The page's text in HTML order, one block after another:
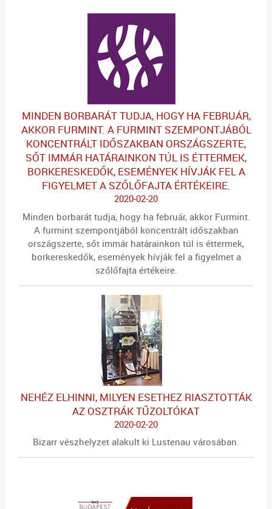
MINDEN BORBARÁT TUDJA, HOGY HA FEBRUÁR,
AKKOR FURMINT. A FURMINT SZEMPONTJÁBÓL
KONCENTRÁLT IDŐSZAKBAN ORSZÁGSZERTE,
SŐT IMMÁR HATÁRAINKON TÚL IS ÉTTERMEK,
BORKERESKEDŐK, ESEMÉNYEK HÍVJÁK FEL A
FIGYELMET A SZŐLŐFAJTA ÉRTÉKEIRE.
2020-02-20
Minden borbarát tudja, hogy ha február, akkor Furmint.
A furmint szempontjából koncentrált időszakban
országszerte, sőt immár határainkon túl is éttermek,
borkereskedők, események hívják fel a figyelmet a
szőlőfajta értékeire.
NEHÉZ ELHINNI, MILYEN ESETHEZ RIASZTOTTÁK
AZ OSZTRÁK TŰZOLTÓKAT
2020-02-20
Bizarr vészhelyzet alakult ki Lustenau városában.